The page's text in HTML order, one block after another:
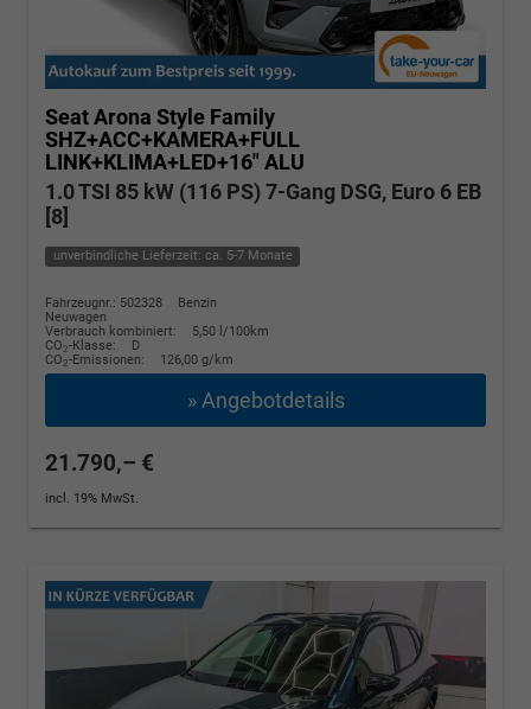
Seat Arona Style Family
SHZ+ACC+KAMERA+FULL
LINK+KLIMA+LED+16" ALU
1.0 TSI 85 kW (116 PS) 7-Gang DSG, Euro 6 EB
[8]
unverbindliche Lieferzeit: ca. 5-7 Monate
Fahrzeugnr.: 502328
Benzin
Neuwagen
Verbrauch kombiniert:
5,50 l/100km
CO2-Klasse:
D
CO2-Emissionen: 126,00 g/km
» Angebotdetails
21.790,– €
incl. 19% MwSt.